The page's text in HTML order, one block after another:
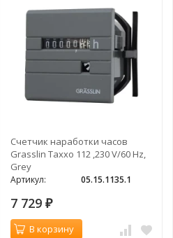
Счетчик наработки часов
Grasslin Taxxo 112 ,230 V/60 Hz,
Grey
Артикул: 05.15.1135.1
7 729 ₽
В корзину